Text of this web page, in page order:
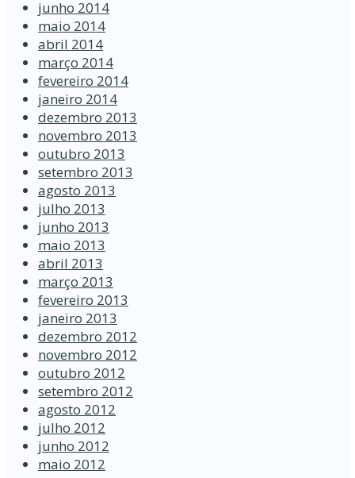
junho 2014
maio 2014
abril 2014
março 2014
fevereiro 2014
janeiro 2014
dezembro 2013
novembro 2013
outubro 2013
setembro 2013
agosto 2013
julho 2013
junho 2013
maio 2013
abril 2013
março 2013
fevereiro 2013
janeiro 2013
dezembro 2012
novembro 2012
outubro 2012
setembro 2012
agosto 2012
julho 2012
junho 2012
maio 2012